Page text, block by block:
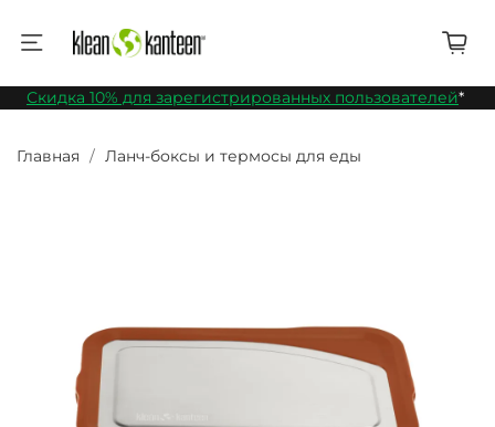
Скидка 10% для зарегистрированных пользователей*
Главная Ланч-боксы и термосы для еды